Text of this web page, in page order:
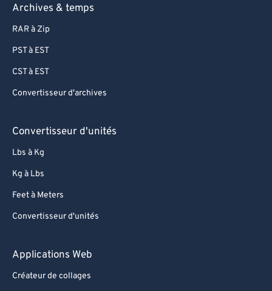
Archives & temps
RAR à Zip
PST à EST
CST à EST
Convertisseur d'archives
Convertisseur d'unités
Lbs à Kg
Kg à Lbs
Feet à Meters
Convertisseur d'unités
Applications Web
Créateur de collages